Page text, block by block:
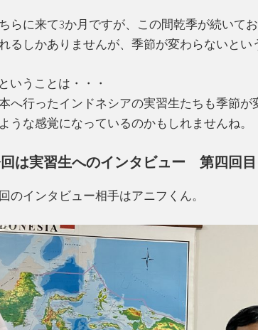
らに来て3か月ですが、この間乾季が続いて
るしかありませんが、季節が変わらないとい
いうことは・・・
へ行ったインドネシアの実習生たちも季節
うな感覚になっているのかもしれませんね。
は実習生へのインタビュー 第四回目
のインタビュー相手はアニフくん。